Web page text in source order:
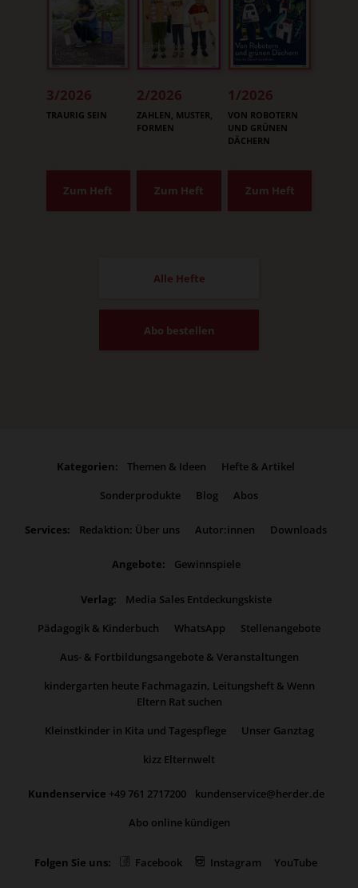
3/2026
:
TRAURIG SEIN
Zum Heft
2/2026
:
ZAHLEN, MUSTER,
FORMEN
Zum Heft
1/2026
:
VON ROBOTERN
UND GRÜNEN
DÄCHERN
Zum Heft
Alle Hefte
Abo bestellen
Kategorien: Themen & Ideen
Hefte & Artikel
Sonderprodukte
Blog Abos
Services: Redaktion: Über uns Autor:innen Downloads
Angebote: Gewinnspiele
Verlag:
Media Sales Entdeckungskiste
Pädagogik & Kinderbuch
WhatsApp
Stellenangebote
Aus- & Fortbildungsangebote & Veranstaltungen
kindergarten heute Fachmagazin, Leitungsheft & Wenn
Eltern Rat suchen
Kleinstkinder in Kita und Tagespflege
Unser Ganztag
kizz Elternwelt
Kundenservice +49 761 2717200
kundenservice@herder.de
Abo online kündigen
Folgen Sie uns: Facebook Instagram YouTube